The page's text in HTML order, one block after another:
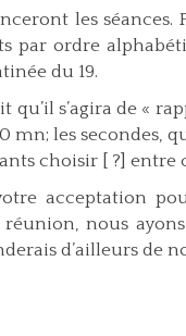
les
par ordre
du 19.
qu’il s’agira de «
mn; les secondes,
choisir [ ?] entre
acceptation
nous
d’ailleurs de